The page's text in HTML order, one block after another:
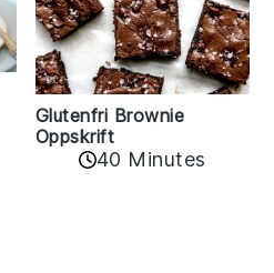
Glutenfri Brownie
Oppskrift
40 Minutes